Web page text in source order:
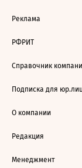
Реклама
РФРИТ
Справочник
Подписка для
О компании
Редакция
Менеджмент